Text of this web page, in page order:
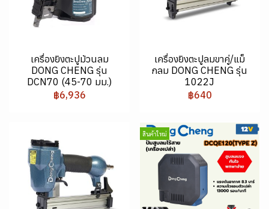
เครื่องยิงตะปูม้วนลม
DONG CHENG รุ่น
DCN70 (45-70 มม.)
฿6,936
เครื่องยิงตะปูลมขาคู่/แม็
กลม DONG CHENG รุ่น
1022J
฿640
สินค้าใหม่